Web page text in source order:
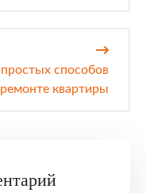
способов
квартиры